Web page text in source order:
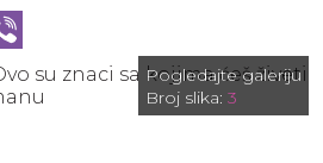
Pogledajte galeriju
Broj slika: 3